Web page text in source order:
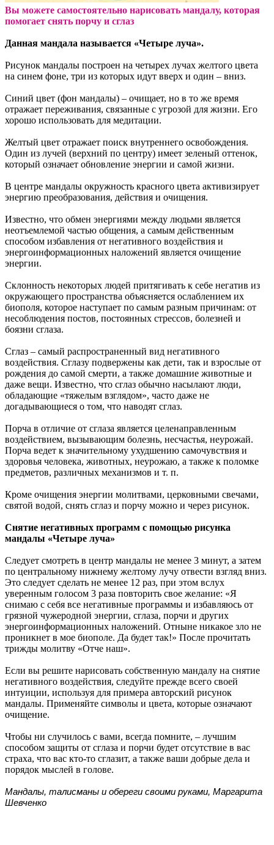
Вы можете самостоятельно нарисовать мандалу, которая
помогает снять порчу и сглаз
Данная мандала называется «Четыре луча».
Рисунок мандалы построен на четырех лучах желтого цвета
на синем фоне, три из которых идут вверх и один – вниз.
Синий цвет (фон мандалы) – очищает, но в то же время
отражает переживания, связанные с угрозой для жизни. Его
хорошо использовать для медитации.
Желтый цвет отражает поиск внутреннего освобождения.
Один из лучей (верхний по центру) имеет зеленый оттенок,
который означает обновление энергии и самой жизни.
В центре мандалы окружность красного цвета активизирует
энергию преобразования, действия и очищения.
Известно, что обмен энергиями между людьми является
неотъемлемой частью общения, а самым действенным
способом избавления от негативного воздействия и
энергоинформационных наложений является очищение
энергии.
Склонность некоторых людей притягивать к себе негатив из
окружающего пространства объясняется ослаблением их
биополя, которое наступает по самым разным причинам: от
несоблюдения постов, постоянных стрессов, болезней и
боязни сглаза.
Сглаз – самый распространенный вид негативного
воздействия. Сглазу подвержены как дети, так и взрослые от
рождения до самой смерти, а также домашние животные и
даже вещи. Известно, что сглаз обычно насылают люди,
обладающие «тяжелым взглядом», часто даже не
догадывающиеся о том, что наводят сглаз.
Порча в отличие от сглаза является целенаправленным
воздействием, вызывающим болезнь, несчастья, неурожай.
Порча ведет к значительному ухудшению самочувствия и
здоровья человека, животных, неурожаю, а также к поломке
предметов, различных механизмов и т. п.
Кроме очищения энергии молитвами, церковными свечами,
святой водой, снять сглаз и порчу можно и через рисунок.
Снятие негативных программ с помощью рисунка
мандалы «Четыре луча»
Следует смотреть в центр мандалы не менее 3 минут, а затем
по центральному нижнему желтому лучу отвести взгляд вниз.
Это следует сделать не менее 12 раз, при этом вслух
уверенным голосом 3 раза повторить свое желание: «Я
снимаю с себя все негативные программы и избавляюсь от
грязной чужеродной энергии, сглаза, порчи и других
энергоинформационных наложений. Отныне никакое зло не
проникнет в мое биополе. Да будет так!» После прочитать
трижды молитву «Отче наш».
Если вы решите нарисовать собственную мандалу на снятие
негативного воздействия, следуйте прежде всего своей
интуиции, используя для примера авторский рисунок
мандалы. Применяйте символы и цвета, которые означают
очищение.
Чтобы ни случилось с вами, всегда помните, – лучшим
способом защиты от сглаза и порчи будет отсутствие в вас
страха, что вас кто-то сглазит, а также ваши добрые дела и
порядок мыслей в голове.
Мандалы, талисманы и обереги своими руками, Маргарита
Шевченко